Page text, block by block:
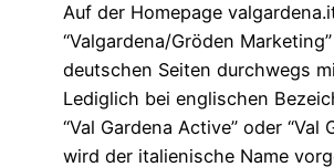
Auf der Homepage
“Valgardena/Gröden
deutschen Seiten durchwegs
Lediglich bei englischen
“Val Gardena Active” oder “Val
wird der italienische Name